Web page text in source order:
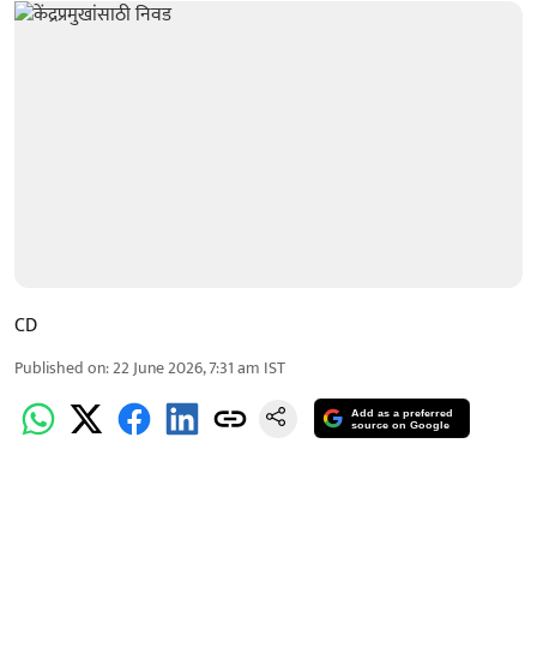
CD
Published on:22 June 2026, 7:31 am IST
Add as a preferred
source on Google